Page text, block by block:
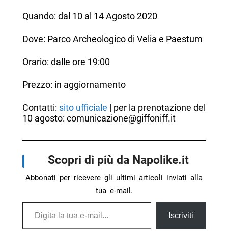
Quando: dal 10 al 14 Agosto 2020
Dove: Parco Archeologico di Velia e Paestum
Orario: dalle ore 19:00
Prezzo: in aggiornamento
Contatti: sito ufficiale | per la prenotazione del
10 agosto: comunicazione@giffoniff.it
Scopri di più da Napolike.it
Abbonati per ricevere gli ultimi articoli inviati alla
tua e-mail.
Digita la tua e-mail...
Iscriviti